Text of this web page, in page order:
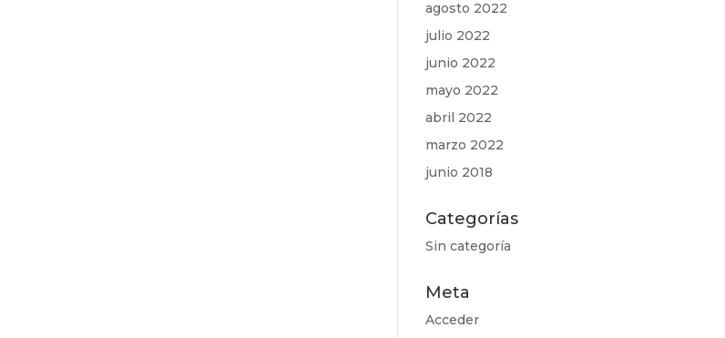
agosto 2022
julio 2022
junio 2022
mayo 2022
abril 2022
marzo 2022
junio 2018
Categorías
Sin categoría
Meta
Acceder